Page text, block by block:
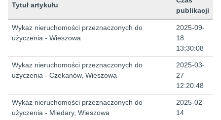
Lista artykułów
Tytuł artykułu
publikacji
Wykaz nieruchomości przeznaczonych do
użyczenia - Wieszowa
2025-09-
18
13:30:08
Wykaz nieruchomości przeznaczonych do
użyczenia - Czekanów, Wieszowa
2025-03-
27
12:20:48
Wykaz nieruchomości przeznaczonych do
użyczenia - Miedary, Wieszowa
2025-02-
14